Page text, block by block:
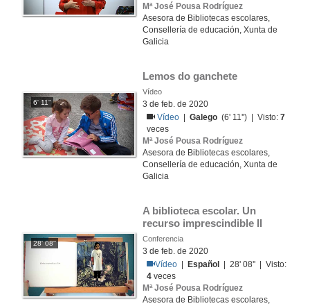
Mª José Pousa Rodríguez
Asesora de Bibliotecas escolares,
Consellería de educación, Xunta de
Galicia
6' 11''
Lemos do ganchete
Vídeo
3 de feb. de 2020
Vídeo
|Galego (6' 11'') | Visto:7
veces
Mª José Pousa Rodríguez
Asesora de Bibliotecas escolares,
Consellería de educación, Xunta de
Galicia
28' 08''
A biblioteca escolar. Un
recurso imprescindible II
Conferencia
3 de feb. de 2020
Vídeo
Español
| 28' 08'' | Visto:
4 veces
Mª José Pousa Rodríguez
Asesora de Bibliotecas escolares,